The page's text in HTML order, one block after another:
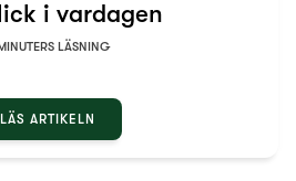
i vardagen
LÄSNING
LÄS ARTIKELN